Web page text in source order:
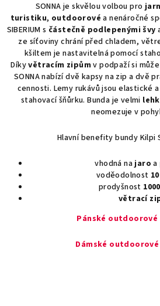
SONNA je skvělou volbou pro
turistiku, outdoorové a nenáročné
SIBERIUM s částečně podlepenými švy
ze síťoviny chrání před chladem,
kšiltem je nastavitelná pomocí
Díkyvětracím zipům v podpaží si
SONNA nabízí dvě kapsy na zip a dvě
cennosti. Lemy rukávů jsou elastické
stahovací šňůrku. Bunda je velmi
neomezuje v
Hlavní benefity bundy Kilpi
vhodná najaro a
voděodolnost
prodyšnost
větrací
Pánské outdoorové
Dámské